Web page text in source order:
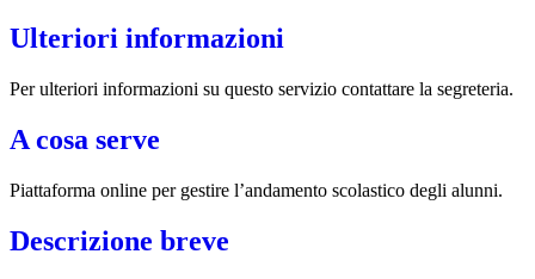
Ulteriori informazioni
Per ulteriori informazioni su questo servizio contattare la segreteria.
A cosa serve
Piattaforma online per gestire l’andamento scolastico degli alunni.
Descrizione breve